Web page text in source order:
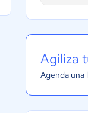
Agiliza
Agenda una